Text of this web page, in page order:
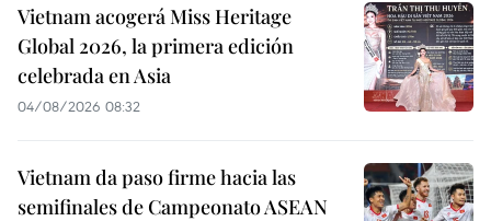
Vietnam acogerá Miss Heritage
Global 2026, la primera edición
celebrada en Asia
04/08/2026 08:32
Vietnam da paso firme hacia las
semifinales de Campeonato ASEAN